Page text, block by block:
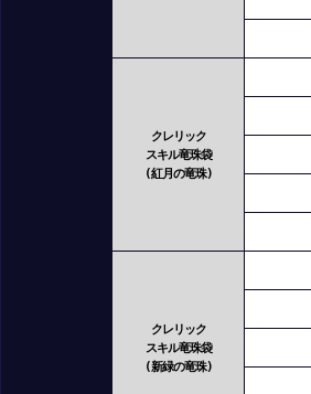
クレリック
スキル竜珠袋
(紅月の竜珠)
クレリック
スキル竜珠袋
(新緑の竜珠)